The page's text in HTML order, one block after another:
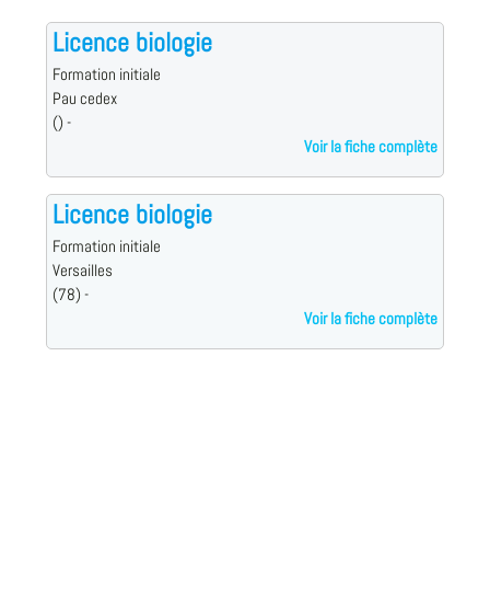
Licence biologie
Formation initiale
Pau cedex
() -
Voir la fiche complète
Licence biologie
Formation initiale
Versailles
(78) -
Voir la fiche complète